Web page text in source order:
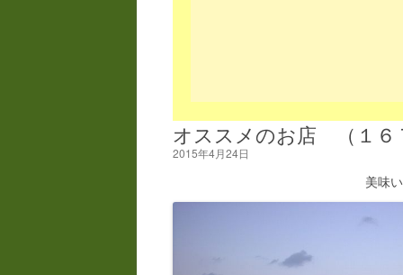
オススメのお店 （１６
2015年4月24日
美味